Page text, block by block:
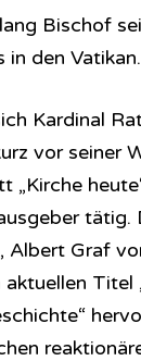
Bischof
in den Vatikan.
Kardinal
vor seiner
„Kirche
tätig.
Albert Graf
Titel